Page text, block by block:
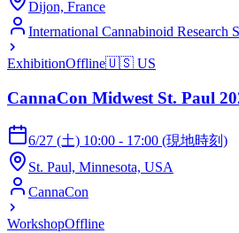
Dijon, France
International Cannabinoid Research
ExhibitionOffline🇺🇸 US
CannaCon Midwest St. Paul
6/27 (土) 10:00 - 17:00 (現地時刻)
St. Paul, Minnesota, USA
CannaCon
WorkshopOffline